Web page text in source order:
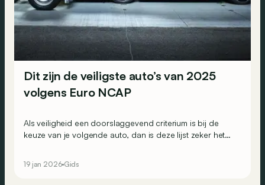
Dit zijn de veiligste auto’s van 2025
volgens Euro NCAP
Als veiligheid een doorslaggevend criterium is bij de
keuze van je volgende auto, dan is deze lijst zeker het
best scoorden op vlak van veiligheid, per categorie. Wie
19 jan 2026 Gids